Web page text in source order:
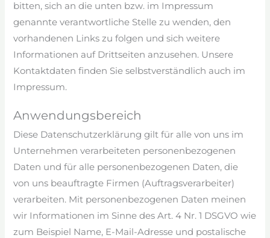
bitten, sich an die unten bzw. im Impressum
genannte verantwortliche Stelle zu wenden, den
vorhandenen Links zu folgen und sich weitere
Informationen auf Drittseiten anzusehen. Unsere
Kontaktdaten finden Sie selbstverständlich auch im
Impressum.
Anwendungsbereich
Diese Datenschutzerklärung gilt für alle von uns im
Unternehmen verarbeiteten personenbezogenen
Daten und für alle personenbezogenen Daten, die
von uns beauftragte Firmen (Auftragsverarbeiter)
verarbeiten. Mit personenbezogenen Daten meinen
wir Informationen im Sinne des Art. 4 Nr. 1 DSGVO wie
zum Beispiel Name, E-Mail-Adresse und postalische